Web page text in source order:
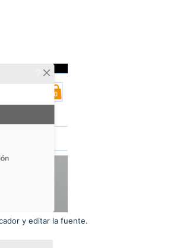
y editar la fuente.